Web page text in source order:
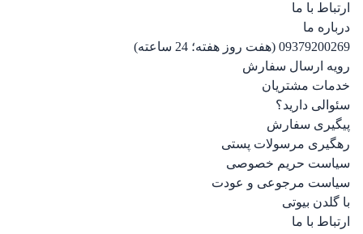
ارتباط با ما
درباره ما
09379200269 (هفت روز هفته؛ 24 ساعته)
رویه ارسال سفارش
خدمات مشتریان
سئوالی دارید؟
پیگیری سفارش
رهگیری مرسولات پستی
سیاست حریم خصوصی
سیاست مرجوعی و عودت
با گلدن بیوتی
ارتباط با ما